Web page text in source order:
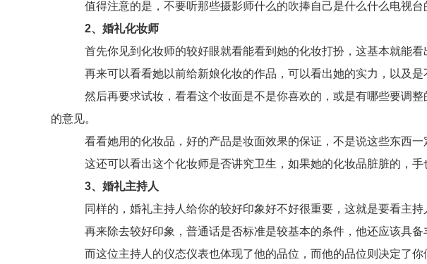
值得注意的是，不要听那些摄影师什么的吹捧自己是什么什么电视台
2、婚礼化妆师
首先你见到化妆师的较好眼就看能看到她的化妆打扮，这基本就能看
再来可以看看她以前给新娘化妆的作品，可以看出她的实力，以及是
然后再要求试妆，看看这个妆面是不是你喜欢的，或是有哪些要调整
的意见。
看看她用的化妆品，好的产品是妆面效果的保证，不是说这些东西一
这还可以看出这个化妆师是否讲究卫生，如果她的化妆品脏脏的，手
3、婚礼主持人
同样的，婚礼主持人给你的较好印象好不好很重要，这就是要看主持
再来除去较好印象，普通话是否标准是较基本的条件，他还应该具备
而这位主持人的仪态仪表也体现了他的品位，而他的品位则决定了你